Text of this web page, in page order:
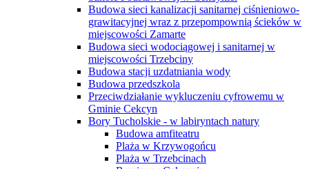
Budowa sieci kanalizacji sanitarnej ciśnieniowo-
grawitacyjnej wraz z przepompownią ścieków w
miejscowości Zamarte
Budowa sieci wodociągowej i sanitarnej w
miejscowości Trzebciny
Budowa stacji uzdatniania wody
Budowa przedszkola
Przeciwdziałanie wykluczeniu cyfrowemu w
Gminie Cekcyn
Bory Tucholskie - w labiryntach natury
Budowa amfiteatru
Plaża w Krzywogońcu
Plaża w Trzebcinach